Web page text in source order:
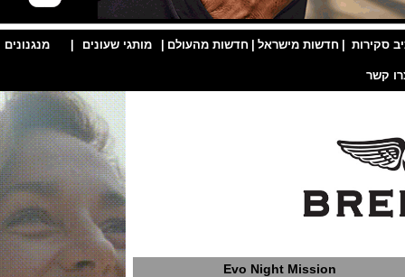
| חדשות מישראל | חדשות מהעולם | מותגי שעונים | מנגנונים |
Evo Night Mission